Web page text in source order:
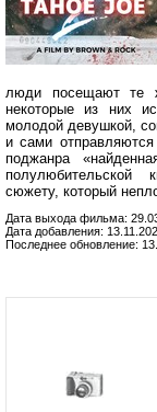
люди посещают те
некоторые из них
молодой девушкой,
и сами
поджанра
полулюбительской
сюжету, который
Дата выхода фильма:
Дата добавления:
Последнее обновление: